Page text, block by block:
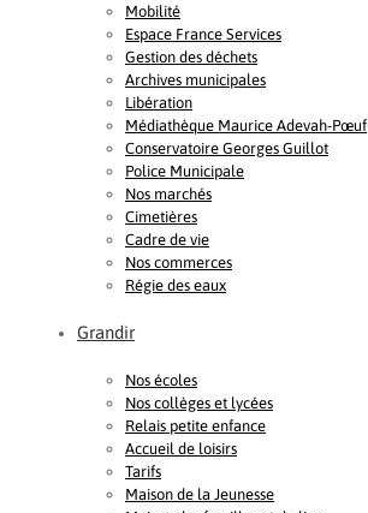
Mobilité
Espace France Services
Gestion des déchets
Archives municipales
Libération
Médiathèque Maurice Adevah-Pœuf
Conservatoire Georges Guillot
Police Municipale
Nos marchés
Cimetières
Cadre de vie
Nos commerces
Régie des eaux
Grandir
Nos écoles
Nos collèges et lycées
Relais petite enfance
Accueil de loisirs
Tarifs
Maison de la Jeunesse